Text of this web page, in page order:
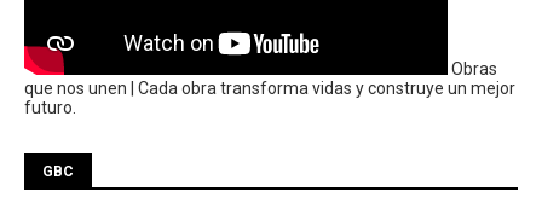
Obras
que nos unen | Cada obra transforma vidas y construye un mejor
futuro.
GBC